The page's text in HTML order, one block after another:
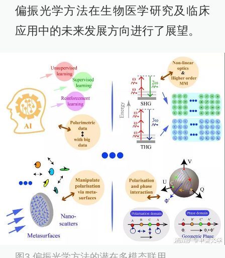
偏振光学方法在生物医学研究及临床
应用中的未来发展方向进行了展望。